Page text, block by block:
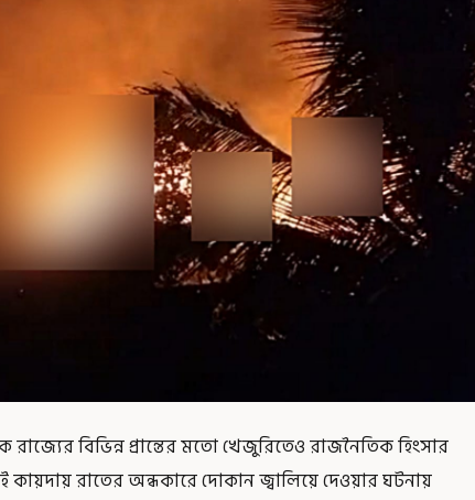
রাজ্যের বিভিন্ন প্রান্তের মতো খেজুরিতেও রাজনৈতিক হিংসার
কায়দায় রাতের অন্ধকারে দোকান জ্বালিয়ে দেওয়ার ঘটনায়